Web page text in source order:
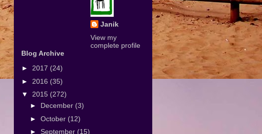
Janik
View my
complete profile
Blog Archive
► 2017 (24)
► 2016 (35)
▼ 2015 (272)
► December (3)
► October (12)
► September (15)